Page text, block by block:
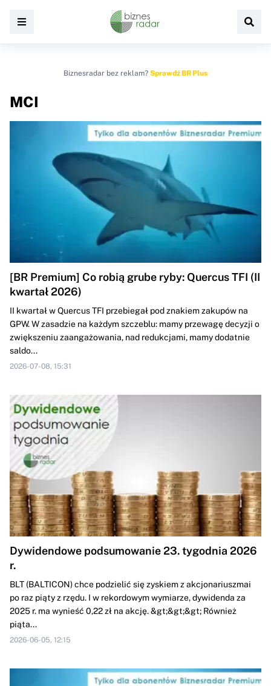
Biznesradar bez reklam? Sprawdź BR Plus
MCI
[BR Premium] Co robią grube ryby: Quercus TFI (II
kwartał 2026)
II kwartał w Quercus TFI przebiegał pod znakiem zakupów na
GPW. W zasadzie na każdym szczeblu: mamy przewagę decyzji o
zwiększeniu zaangażowania, nad redukcjami, mamy dodatnie
saldo...
2026-07-08, 15:31
Dywidendowe podsumowanie 23. tygodnia 2026
r.
BLT (BALTICON) chce podzielić się zyskiem z akcjonariuszmai
po raz piąty z rzędu. I w rekordowym wymiarze, dywidenda za
2025 r. ma wynieść 0,22 zł na akcję. &gt;&gt;&gt; Również
piąta...
2026-06-05, 12:15